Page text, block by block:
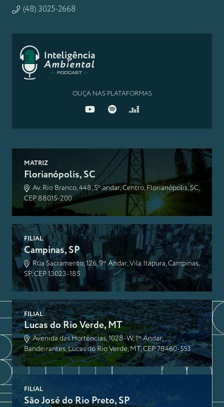
(48) 3025-2668
OUÇA NAS PLATAFORMAS
MATRIZ
Florianópolis, SC
Av. Rio Branco, 448, 5º andar, Centro, Florianópolis, SC,
CEP 88015-200
FILIAL
Campinas, SP
Rua Sacramento, 126, 9º Andar, Vila Itapura, Campinas,
SP, CEP 13023-185
FILIAL
Lucas do Rio Verde, MT
Avenida das Hortências, 1028-W, 1º Andar,
Bandeirantes, Lucas do Rio Verde, MT, CEP 78460-553
FILIAL
São José do Rio Preto, SP